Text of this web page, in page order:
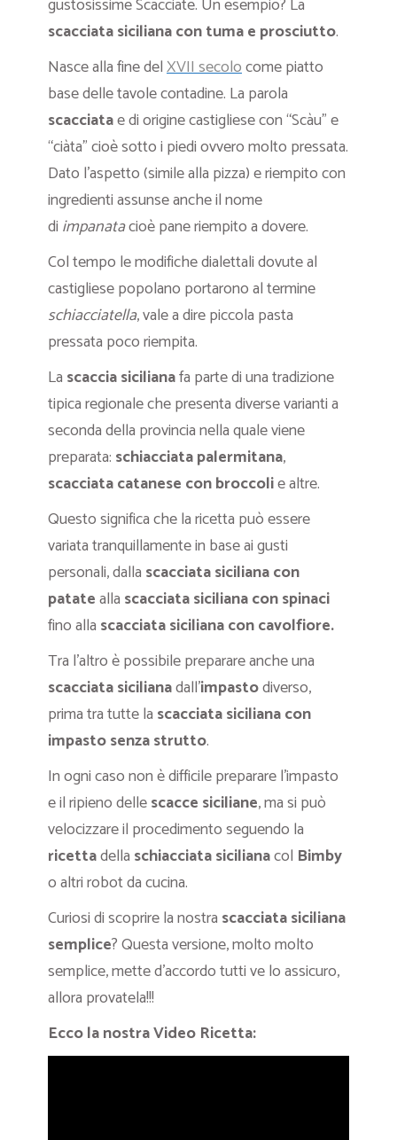
gustosissime Scacciate. Un esempio? La
scacciata siciliana con tuma e prosciutto.
Nasce alla fine delXVII secolocome piatto
base delle tavole contadine. La parola
scacciatae di origine castigliese con “Scàu” e
“ciàta” cioè sotto i piedi ovvero molto pressata.
Dato l’aspetto (simile alla pizza) e riempito con
ingredienti assunse anche il nome
di impanatacioè pane riempito a dovere.
Col tempo le modifiche dialettali dovute al
castigliese popolano portarono al termine
schiacciatella, vale a dire piccola pasta
pressata poco riempita.
La scaccia sicilianafa parte di una tradizione
tipica regionale che presenta diverse varianti a
seconda della provincia nella quale viene
preparata: schiacciata palermitana,
scacciata catanese con broccolie altre.
Questo significa che la ricetta può essere
variata tranquillamente in base ai gusti
personali, dalla scacciata siciliana con
patatealla scacciata siciliana con spinaci
fino alla scacciata siciliana con cavolfiore.
Tra l’altro è possibile preparare anche una
scacciata sicilianadall’impastodiverso,
prima tra tutte la scacciata siciliana con
impasto senza strutto.
In ogni caso non è difficile preparare l’impasto
e il ripieno dellescacce siciliane, ma si può
velocizzare il procedimento seguendo la
ricettadella schiacciatasicilianacol Bimby
o altri robot da cucina.
Curiosi di scoprire la nostra scacciata siciliana
semplice? Questa versione, molto molto
semplice, mette d’accordo tutti ve lo assicuro,
allora provatela!!!
Ecco la nostra Video Ricetta: